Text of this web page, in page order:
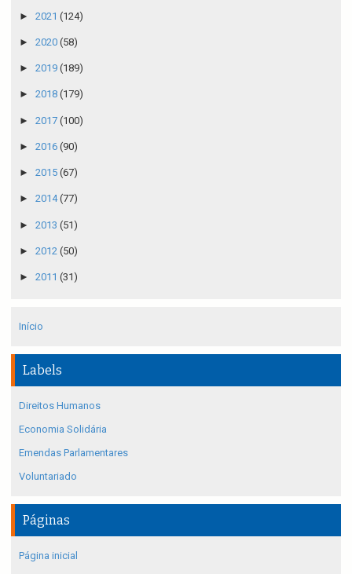
► 2021 (124)
► 2020 (58)
► 2019 (189)
► 2018 (179)
► 2017 (100)
► 2016 (90)
► 2015 (67)
► 2014(77)
► 2013 (51)
► 2012 (50)
► 2011 (31)
Início
Labels
Direitos Humanos
Economia Solidária
Emendas Parlamentares
Voluntariado
Páginas
Página inicial